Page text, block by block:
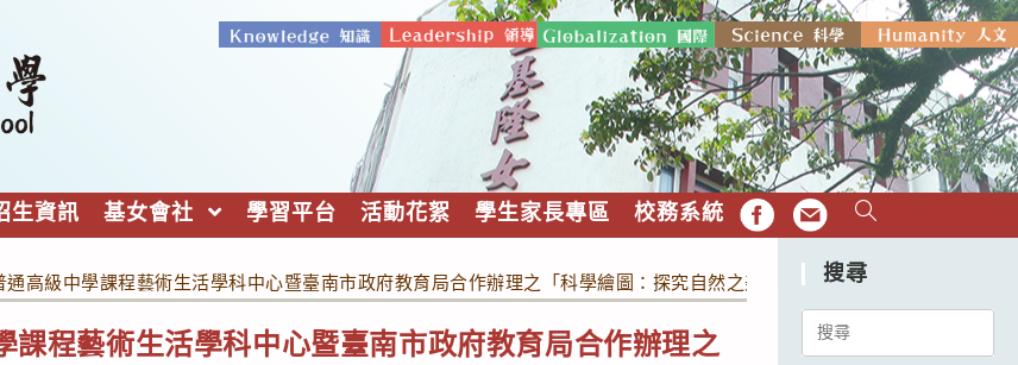
生資訊 基女會社 學習平台 活動花絮 學生家長專區 校務系統 FB EMAIL
通高級中學課程藝術生活學科中心暨臺南市政府教育局合作辦理之「科學繪圖：探究自然之美」全國教師研習實施計畫，請
課程藝術生活學科中心暨臺南市政府教育局合作辦理之
搜尋
Search